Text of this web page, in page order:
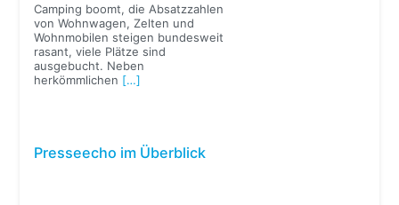
Camping boomt, die Absatzzahlen
von Wohnwagen, Zelten und
Wohnmobilen steigen bundesweit
rasant, viele Plätze sind
ausgebucht. Neben
herkömmlichen […]
Presseecho im Überblick